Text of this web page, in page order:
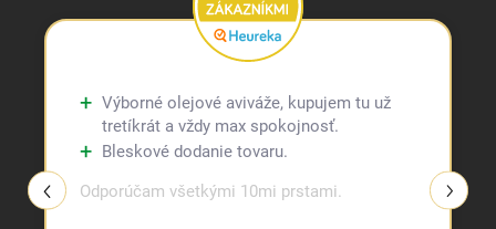
Výborné olejové aviváže, kupujem tu už
tretíkrát a vždy max spokojnosť.
Bleskové dodanie tovaru.
Odporúčam všetkými 10mi prstami.